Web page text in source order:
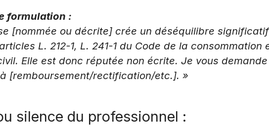
formulation :
[nommée ou décrite] crée un déséquilibre
L. 212-1, L. 241-1 du Code de la consommation
Elle est donc réputée non écrite. Je vous
[remboursement/rectification/etc.]. »
silence du professionnel :